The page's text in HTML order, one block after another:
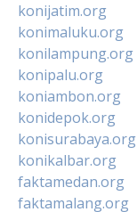
konijatim.org
konimaluku.org
konilampung.org
konipalu.org
koniambon.org
konidepok.org
konisurabaya.org
konikalbar.org
faktamedan.org
faktamalang.org